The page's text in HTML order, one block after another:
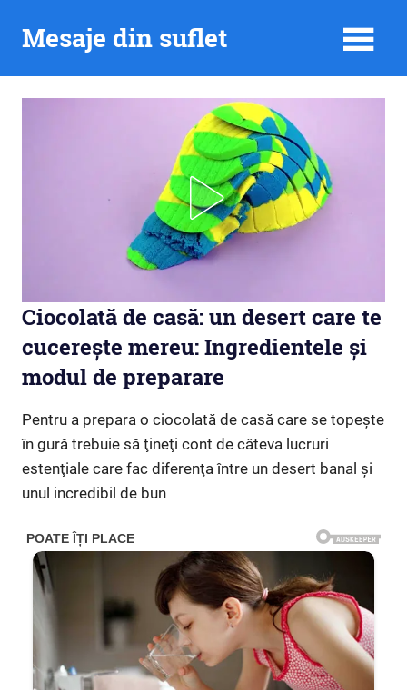
Mesaje din suflet
Ciocolată de casă: un desert care te
cucerește mereu: Ingredientele și
modul de preparare
Pentru a prepara o ciocolată de casă care se topeşte
în gură trebuie să ţineţi cont de câteva lucruri
estenţiale care fac diferenţa între un desert banal şi
unul incredibil de bun